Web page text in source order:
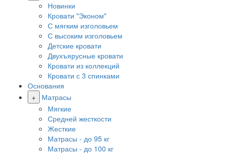
Новинки
Кровати "Эконом"
С мягким изголовьем
С высоким изголовьем
Детские кровати
Двухъярусные кровати
Кровати из коллекций
Кровати с 3 спинками
Основания
+
Матрасы
Мягкие
Средней жесткости
Жесткие
Матрасы - до 95 кг
Матрасы - до 100 кг